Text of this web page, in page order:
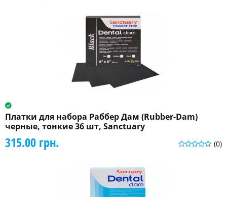
Платки для набора Раббер Дам (Rubber-Dam)
черные, тонкие 36 шт, Sanctuary
(0)
315.00 грн.